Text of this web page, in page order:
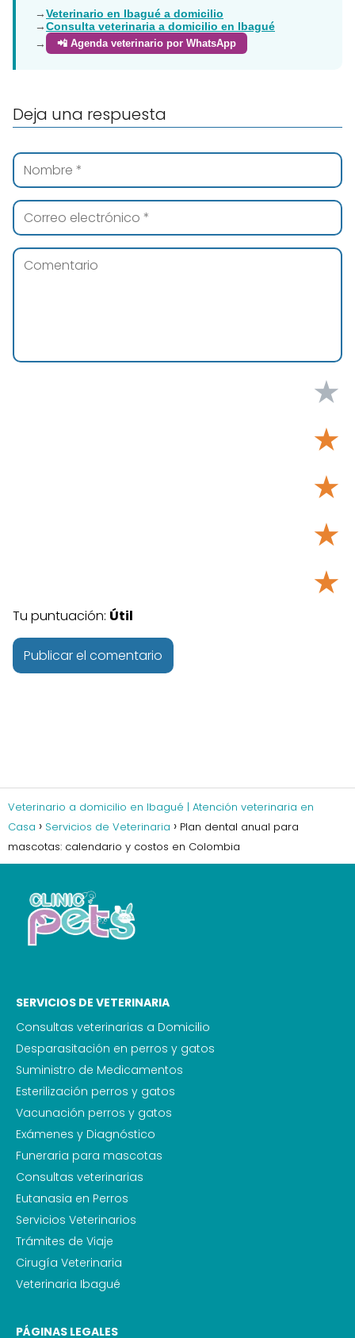
→Veterinario en Ibagué a domicilio
→Consulta veterinaria a domicilio en Ibagué
→
📲 Agenda veterinario por WhatsApp
Deja una respuesta
★
★
★
★
★
Tu puntuación: Útil
Veterinario a domicilio en Ibagué | Atención veterinaria en
Casa
Servicios de Veterinaria
Plan dental anual para
mascotas: calendario y costos en Colombia
SERVICIOS DE VETERINARIA
Consultas veterinarias a Domicilio
Desparasitación en perros y gatos
Suministro de Medicamentos
Esterilización perros y gatos
Vacunación perros y gatos
Exámenes y Diagnóstico
Funeraria para mascotas
Consultas veterinarias
Eutanasia en Perros
Servicios Veterinarios
Trámites de Viaje
Cirugía Veterinaria
Veterinaria Ibagué
PÁGINAS LEGALES